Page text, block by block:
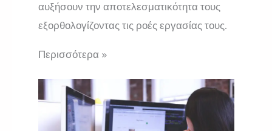
αυξήσουν την αποτελεσματικότητα τους
εξορθολογίζοντας τις ροές εργασίας τους.
Περισσότερα »